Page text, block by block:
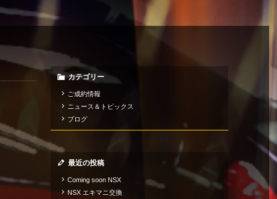
カテゴリー
ご成約情報
ニュース＆トピックス
ブログ
最近の投稿
Coming soon NSX
NSX エキマニ交換